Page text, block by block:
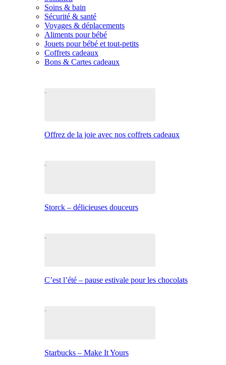
Soins & bain
Sécurité & santé
Voyages & déplacements
Aliments pour bébé
Jouets pour bébé et tout-petits
Coffrets cadeaux
Bons & Cartes cadeaux
Offrez de la joie avec nos coffrets cadeaux
Storck – délicieuses douceurs
C’est l’été – pause estivale pour les chocolats
Starbucks – Make It Yours